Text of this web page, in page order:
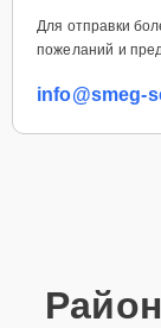
Для отправки
пожеланий и
info@smeg-